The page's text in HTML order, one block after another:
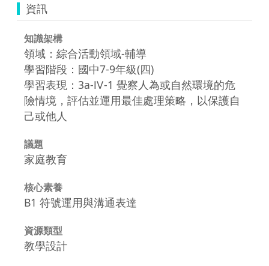
資訊
知識架構
領域：綜合活動領域-輔導
學習階段：國中7-9年級(四)
學習表現：3a-Ⅳ-1 覺察人為或自然環境的危
險情境，評估並運用最佳處理策略，以保護自
己或他人
議題
家庭教育
核心素養
B1 符號運用與溝通表達
資源類型
教學設計